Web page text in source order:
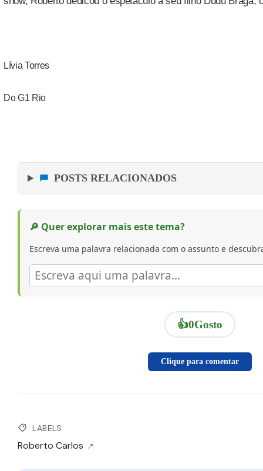
Lívia Torres
Do G1 Rio
POSTS RELACIONADOS
🔎 Quer explorar mais este tema?
Escreva uma palavra relacionada com o assunto e
👍0Gosto
Clique para comentar
LABELS
Roberto Carlos